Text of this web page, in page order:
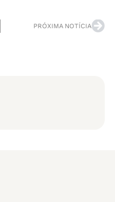
PRÓXIMA NOTÍCIA